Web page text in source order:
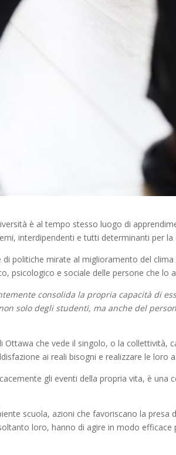
è al tempo stesso luogo di
interdipendenti e tutti determinanti per la
politiche mirate al miglioramento del
psicologico e sociale delle persone che lo
consolida la propria capacità di
solo degli studenti, ma anche del
che vede il singolo, o la collettività,
ai reali bisogni e realizzare le loro
gli eventi della propria vita, è una
scuola, azioni che favoriscano la presa
loro, hanno di agire in modo